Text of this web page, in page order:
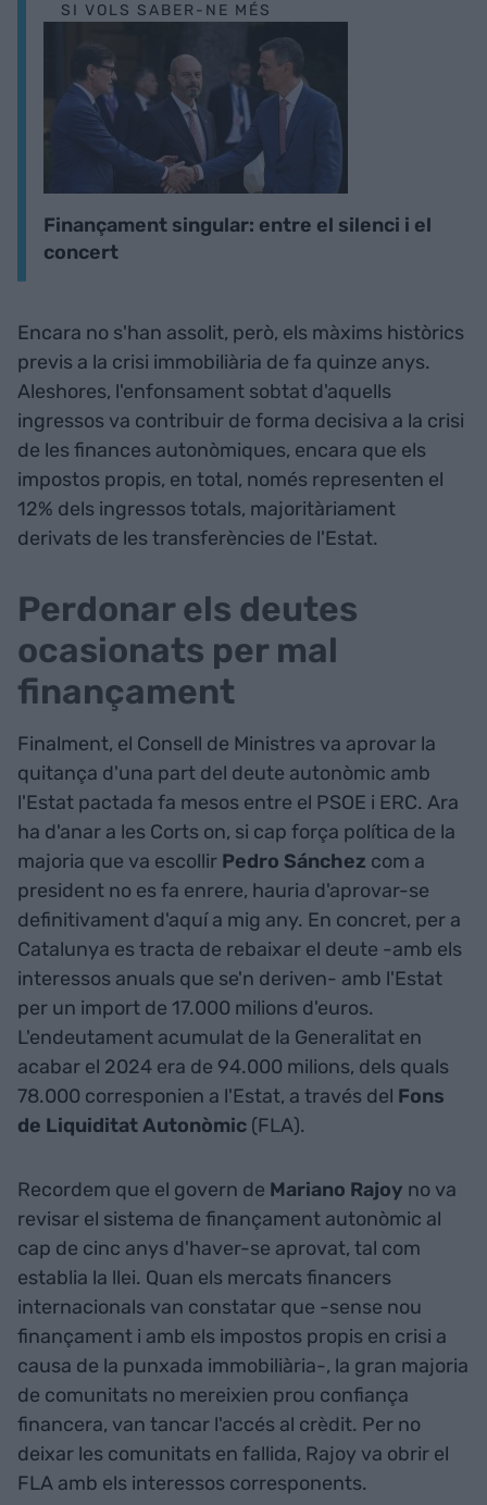
SI VOLS SABER-NE MÉS
Finançament singular: entre el silenci i el
concert
Encara no s'han assolit, però, els màxims històrics
previs a la crisi immobiliària de fa quinze anys.
Aleshores, l'enfonsament sobtat d'aquells
ingressos va contribuir de forma decisiva a la crisi
de les finances autonòmiques, encara que els
impostos propis, en total, només representen el
12% dels ingressos totals, majoritàriament
derivats de les transferències de l'Estat.
Perdonar els deutes
ocasionats per mal
finançament
Finalment, el Consell de Ministres va aprovar la
quitança d'una part del deute autonòmic amb
l'Estat pactada fa mesos entre el PSOE i ERC. Ara
ha d'anar a les Corts on, si cap força política de la
majoria que va escollir Pedro Sánchez com a
president no es fa enrere, hauria d'aprovar-se
definitivament d'aquí a mig any. En concret, per a
Catalunya es tracta de rebaixar el deute -amb els
interessos anuals que se'n deriven- amb l'Estat
per un import de 17.000 milions d'euros.
L'endeutament acumulat de la Generalitat en
acabar el 2024 era de 94.000 milions, dels quals
78.000 corresponien a l'Estat, a través del Fons
de Liquiditat Autonòmic (FLA).
Recordem que el govern de Mariano Rajoy no va
revisar el sistema de finançament autonòmic al
cap de cinc anys d'haver-se aprovat, tal com
establia la llei. Quan els mercats financers
internacionals van constatar que -sense nou
finançament i amb els impostos propis en crisi a
causa de la punxada immobiliària-, la gran majoria
de comunitats no mereixien prou confiança
financera, van tancar l'accés al crèdit. Per no
deixar les comunitats en fallida, Rajoy va obrir el
FLA amb els interessos corresponents.